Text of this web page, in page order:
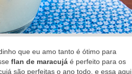
que eu amo tanto é ótimo para
flan de maracujáé perfeito para os
são perfeitas o ano todo, e essa aqui